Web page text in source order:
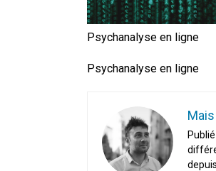
Psychanalyse en ligne
Psychanalyse en ligne